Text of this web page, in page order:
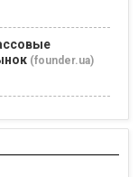
(founder.ua)